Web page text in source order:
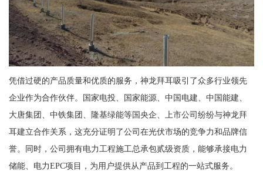
凭借过硬的产品质量和优质的服务，神龙拜耳吸引了众多行业领先
企业作为合作伙伴。国家电投、国家能源、中国电建、中国能建、
大唐集团、中铁集团、隆基绿能等国央企、上市公司纷纷与神龙拜
耳建立合作关系，这充分证明了公司在光伏市场的竞争力和品牌信
誉。同时，公司拥有电力工程施工总承包贰级资质，能够承接电力
储能、电力EPC项目，为用户提供从产品到工程的一站式服务。